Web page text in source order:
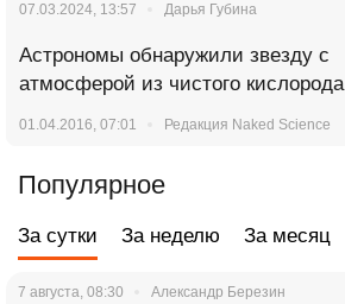
07.03.2024, 13:57 Дарья Губина
Астрономы обнаружили звезду с
атмосферой из чистого кислорода
01.04.2016, 07:01 Редакция Naked Science
Популярное
За сутки За неделю За месяц
7 августа, 08:30 Александр Березин